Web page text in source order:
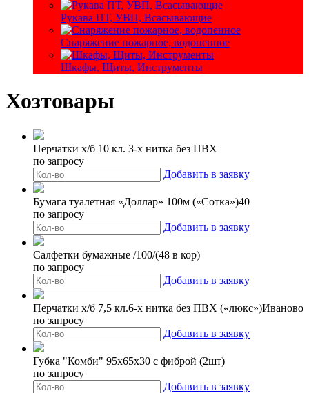
Рукава ПТ, УВП, Всасывающие
Снаряжение пожарное, водопенное
Шкафы, Щиты, Инструменты
Хозтовары
Перчатки х/б 10 кл. 3-х нитка без ПВХ
по запросу
Добавить в заявку
Бумага туалетная «Доллар» 100м («Сотка»)40
по запросу
Добавить в заявку
Салфетки бумажные /100/(48 в кор)
по запросу
Добавить в заявку
Перчатки х/б 7,5 кл.6-х нитка без ПВХ («люкс»)Иваново
по запросу
Добавить в заявку
Губка "Комби" 95х65х30 с фиброй (2шт)
по запросу
Добавить в заявку